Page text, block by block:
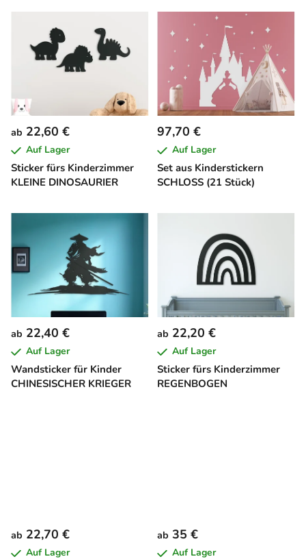
Sticker fürs Kinderzimmer
KLEINE DINOSAURIER
ab 22,60 €
Auf Lager
Set aus Kinderstickern
SCHLOSS (21 Stück)
97,70 €
Auf Lager
Wandsticker für Kinder
CHINESISCHER KRIEGER
ab 22,40 €
Auf Lager
Sticker fürs Kinderzimmer
REGENBOGEN
ab 22,20 €
Auf Lager
ab 22,70 €
Auf Lager
ab 35 €
Auf Lager